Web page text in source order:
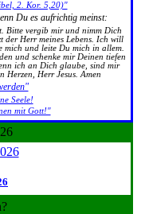
2. Kor. 5,20)"
Du es aufrichtig meinst:
Bitte vergib mir und nimm Dich
der Herr meines Lebens. Ich will
und leite Du mich in allem.
und schenke mir Deinen tiefen
ich an Dich glaube, sind mir
Herr Jesus. Amen
Seele!
mit Gott!"